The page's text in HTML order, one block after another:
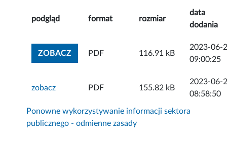
podgląd format rozmiar
data
dodania
ZOBACZZOBACZ ZAŁĄCZNIK
PDF 116.91 kB
2023-06-
09:00:25
zobacz PDF 155.82 kB
2023-06-
08:58:50
Ponowne wykorzystywanie informacji sektora
publicznego - odmienne zasady